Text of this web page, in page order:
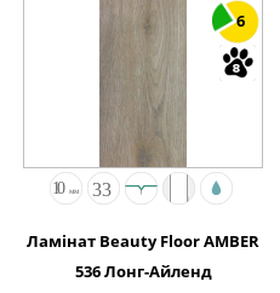
6
Ламінат Beauty Floor AMBER
536 Лонг-Айленд